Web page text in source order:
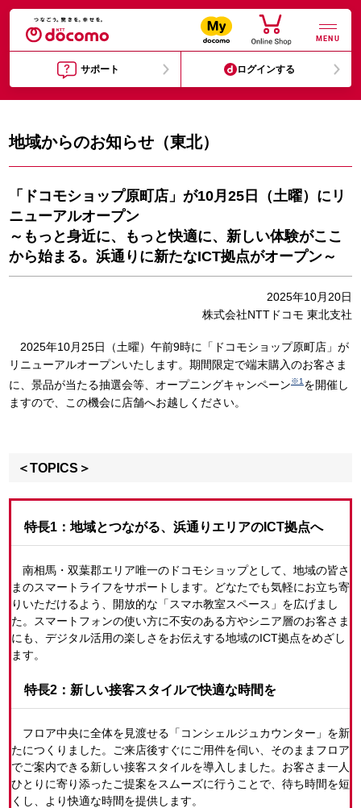
MENU
サポート ログインする
地域からのお知らせ（東北）
「ドコモショップ原町店」が10月25日（土曜）にリ
ニューアルオープン
～もっと身近に、もっと快適に、新しい体験がここ
から始まる。浜通りに新たなICT拠点がオープン～
2025年10月20日
株式会社NTTドコモ 東北支社
2025年10月25日（土曜）午前9時に「ドコモショップ原町店」が
リニューアルオープンいたします。期間限定で端末購入のお客さま
に、景品が当たる抽選会等、オープニングキャンペーン※1 を開催し
ますので、この機会に店舗へお越しください。
＜TOPICS＞
特長1：地域とつながる、浜通りエリアのICT拠点へ
南相馬・双葉郡エリア唯一のドコモショップとして、地域の皆さ
まのスマートライフをサポートします。どなたでも気軽にお立ち寄
りいただけるよう、開放的な「スマホ教室スペース」を広げまし
た。スマートフォンの使い方に不安のある方やシニア層のお客さま
にも、デジタル活用の楽しさをお伝えする地域のICT拠点をめざし
ます。
特長2：新しい接客スタイルで快適な時間を
フロア中央に全体を見渡せる「コンシェルジュカウンター」を新
たにつくりました。ご来店後すぐにご用件を伺い、そのままフロア
でご案内できる新しい接客スタイルを導入しました。お客さま一人
ひとりに寄り添ったご提案をスムーズに行うことで、待ち時間を短
くし、より快適な時間を提供します。